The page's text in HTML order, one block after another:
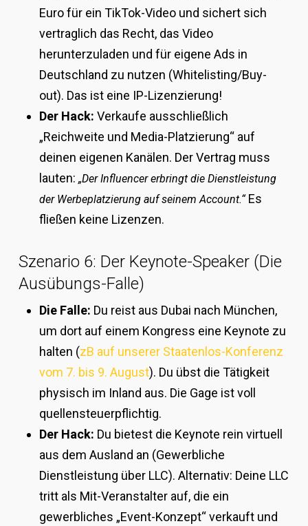
Euro für ein TikTok-Video und sichert sich
vertraglich das Recht, das Video
herunterzuladen und für eigene Ads in
Deutschland zu nutzen (Whitelisting/Buy-
out). Das ist eine IP-Lizenzierung!
Der Hack: Verkaufe ausschließlich
„Reichweite und Media-Platzierung“ auf
deinen eigenen Kanälen. Der Vertrag muss
lauten: „Der Influencer erbringt die Dienstleistung
der Werbeplatzierung auf seinem Account.“Es
fließen keine Lizenzen.
Szenario 6: Der Keynote-Speaker (Die
Ausübungs-Falle)
Die Falle: Du reist aus Dubai nach München,
um dort auf einem Kongress eine Keynote zu
halten (zB auf unserer Staatenlos-Konferenz
vom 7. bis 9. August). Du übst die Tätigkeit
physisch im Inland aus. Die Gage ist voll
quellensteuerpflichtig.
Der Hack: Du bietest die Keynote rein virtuell
aus dem Ausland an (Gewerbliche
Dienstleistung über LLC). Alternativ: Deine LLC
tritt als Mit-Veranstalter auf, die ein
gewerbliches „Event-Konzept“ verkauft und